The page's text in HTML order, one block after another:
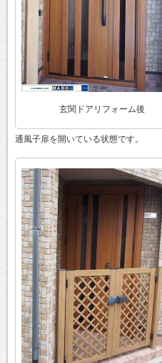
玄関ドアリフォーム後
通風子扉を開いている状態です。